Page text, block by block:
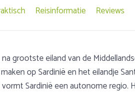
Reisinformatie Reviews
grootste eiland van de
op Sardinië en het eilandje
Sardinië een autonome